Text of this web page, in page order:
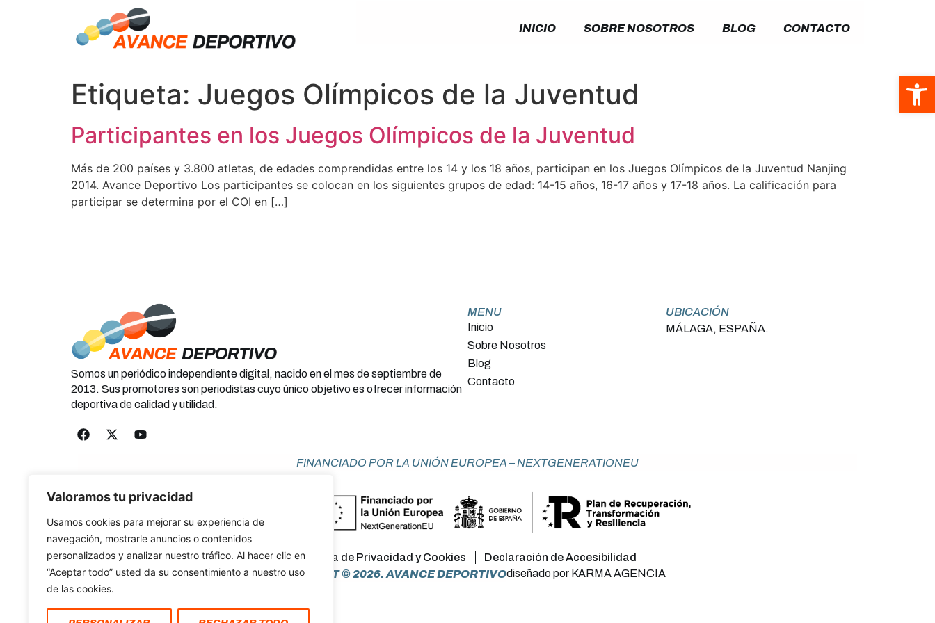
Abrir
Valoramos tu privacidad
Usamos cookies para mejorar su experiencia de
navegación, mostrarle anuncios o contenidos
personalizados y analizar nuestro tráfico. Al hacer clic en
“Aceptar todo” usted da su consentimiento a nuestro uso
de las cookies.
INICIO SOBRE NOSOTROS BLOG CONTACTO
Etiqueta: Juegos Olímpicos de la Juventud
Participantes en los Juegos Olímpicos de la Juventud
Más de 200 países y 3.800 atletas, de edades comprendidas entre los 14 y los 18 años, participan en los Juegos Olímpicos de la Juventud Nanjing
2014. Avance Deportivo Los participantes se colocan en los siguientes grupos de edad: 14-15 años, 16-17 años y 17-18 años. La calificación para
participar se determina por el COI en […]
Somos un periódico independiente digital, nacido en el mes de septiembre de
2013. Sus promotores son periodistas cuyo único objetivo es ofrecer información
deportiva de calidad y utilidad.
MENU
Inicio
Sobre Nosotros
Blog
Contacto
UBICACIÓN
MÁLAGA, ESPAÑA.
FINANCIADO POR LA UNIÓN EUROPEA – NEXTGENERATIONEU
Política de Privacidad y Cookies
Declaración de Accesibilidad
COPYRIGHT © 2026. AVANCE DEPORTIVOdiseñado por KARMA AGENCIA